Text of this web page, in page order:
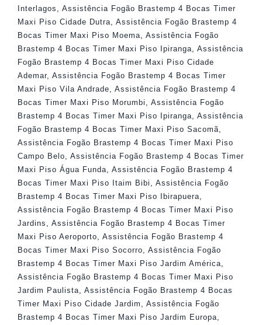
Interlagos
Assistência Fogão Brastemp 4 Bocas Timer
Maxi Piso Cidade Dutra
Assistência Fogão Brastemp 4
Bocas Timer Maxi Piso Moema
Assistência Fogão
Brastemp 4 Bocas Timer Maxi Piso Ipiranga
Assistência
Fogão Brastemp 4 Bocas Timer Maxi Piso Cidade
Ademar, Assistência Fogão Brastemp 4 Bocas Timer
Maxi Piso Vila Andrade
Assistência Fogão Brastemp 4
Bocas Timer Maxi Piso Morumbi
Assistência Fogão
Brastemp 4 Bocas Timer Maxi Piso Ipiranga
Assistência
Fogão Brastemp 4 Bocas Timer Maxi Piso Sacomã
Assistência Fogão Brastemp 4 Bocas Timer Maxi Piso
Campo Belo
Assistência Fogão Brastemp 4 Bocas Timer
Maxi Piso Água Funda
Assistência Fogão Brastemp 4
Bocas Timer Maxi Piso Itaim Bibi
Assistência Fogão
Brastemp 4 Bocas Timer Maxi Piso Ibirapuera
Assistência Fogão Brastemp 4 Bocas Timer Maxi Piso
Jardins
Assistência Fogão Brastemp 4 Bocas Timer
Maxi Piso Aeroporto
Assistência Fogão Brastemp 4
Bocas Timer Maxi Piso Socorro
Assistência Fogão
Brastemp 4 Bocas Timer Maxi Piso Jardim América
Assistência Fogão Brastemp 4 Bocas Timer Maxi Piso
Jardim Paulista
Assistência Fogão Brastemp 4 Bocas
Timer Maxi Piso Cidade Jardim
Assistência Fogão
Brastemp 4 Bocas Timer Maxi Piso Jardim Europa